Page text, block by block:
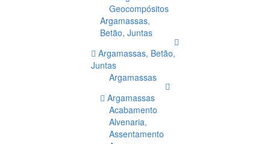
Geocompósitos
Argamassas,
Betão, Juntas
Argamassas, Betão,
Juntas
Argamassas
Argamassas
Acabamento
Alvenaria,
Assentamento